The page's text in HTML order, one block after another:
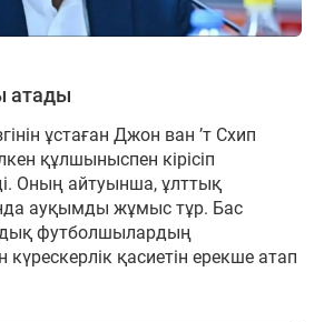
атады
ұстаған Джон ван ’т Схип
құлшыныспен кірісіп
Оның айтуынша, ұлттық
ауқымды жұмыс тұр. Бас
футболшылардың
қасиетін ерекше атап